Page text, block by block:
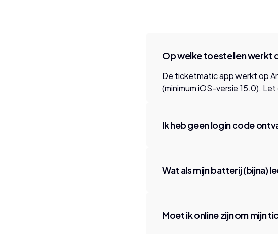
Op welke toestellen werkt
De ticketmatic app werkt op
(minimum iOS-versie 15.0).
Ik heb geen login code
Wat als mijn batterij (bijna)
Moet ik online zijn om mijn